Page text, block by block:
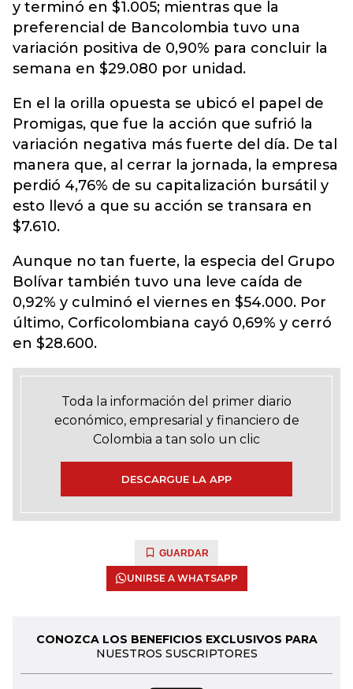
y terminó en $1.005; mientras que la
preferencial de Bancolombia tuvo una
variación positiva de 0,90% para concluir la
semana en $29.080 por unidad.
En el la orilla opuesta se ubicó el papel de
Promigas, que fue la acción que sufrió la
variación negativa más fuerte del día. De tal
manera que, al cerrar la jornada, la empresa
perdió 4,76% de su capitalización bursátil y
esto llevó a que su acción se transara en
$7.610.
Aunque no tan fuerte, la especia del Grupo
Bolívar también tuvo una leve caída de
0,92% y culminó el viernes en $54.000. Por
último, Corficolombiana cayó 0,69% y cerró
en $28.600.
Toda la información del primer diario
económico, empresarial y financiero de
Colombia a tan solo un clic
DESCARGUE LA APP
GUARDAR
UNIRSE A WHATSAPP
CONOZCA LOS BENEFICIOS EXCLUSIVOS PARA
NUESTROS SUSCRIPTORES